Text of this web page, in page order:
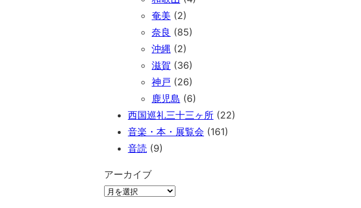
奄美 (2)
奈良 (85)
沖縄 (2)
滋賀 (36)
神戸 (26)
鹿児島 (6)
西国巡礼三十三ヶ所 (22)
音楽・本・展覧会 (161)
音読 (9)
アーカイブ